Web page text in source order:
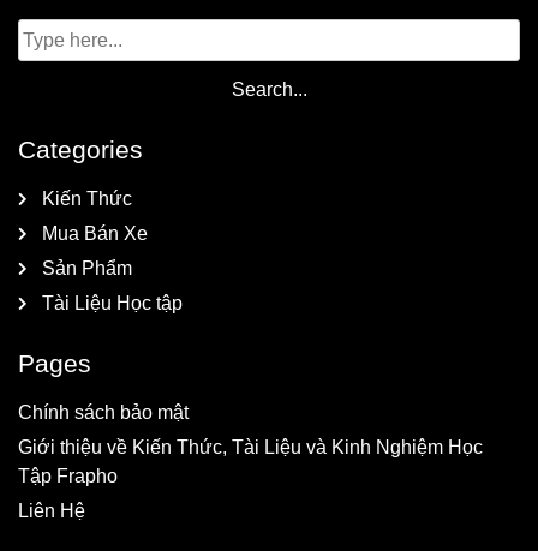
Categories
Kiến Thức
Mua Bán Xe
Sản Phẩm
Tài Liệu Học tập
Pages
Chính sách bảo mật
Giới thiệu về Kiến Thức, Tài Liệu và Kinh Nghiệm Học
Tập Frapho
Liên Hệ